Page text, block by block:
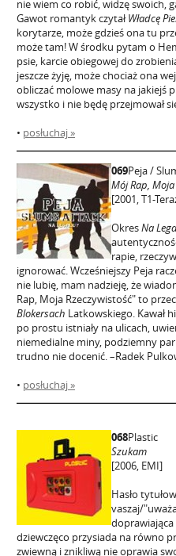
nie wiem co robić, widzę swoich,
Gawot romantyk czytałWładcę
korytarze, może gdzieś ona tu
może tam! W środku pytam o
psie, karcie obiegowej do
jeszcze żyję, może chociaż ona
obliczać molowe masy na jakiejś
wszystko i nie będę przejmował
• posłuchaj »
069Peja /
Mój Rap,
[2001, T1-
OkresNa
rapie,
ignorować. Wcześniejszy Peja
nie lubię, mam nadzieję, że
Rap, Moja Rzeczywistość" to
Blokersach Latkowskiego. Kawał
po prostu istniały na ulicach,
niemedialne miny, podziemny
trudno nie docenić. –Radek
• posłuchaj »
068Plastic
Szukam
[2006, EMI]
Hasło
vaszaj/
doprawiająca
dziewczęco przysiada na równo
zwiewną i znikliwą nie oprawia